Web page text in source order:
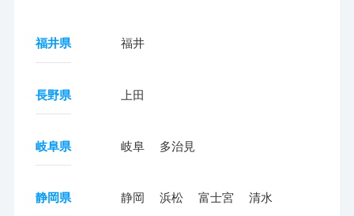
福井県 福井
長野県 上田
岐阜県 岐阜 多治見
静岡県 静岡 浜松 富士宮 清水